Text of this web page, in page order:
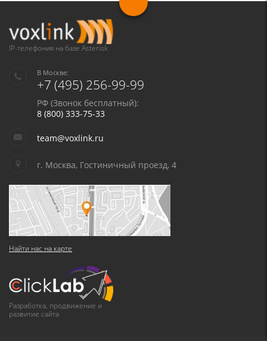
IP-телефония на базе Asterisk
В Москве:
+7 (495) 256-99-99
РФ (Звонок бесплатный):
8 (800) 333-75-33
team@voxlink.ru
г. Москва, Гостиничный проезд, 4
Найти нас на карте
Разработка, продвижение и
развитие сайта